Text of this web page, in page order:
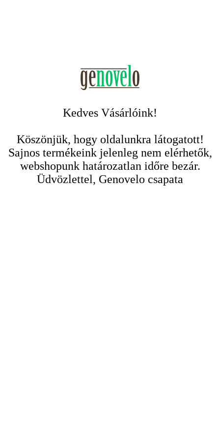
Kedves Vásárlóink!
Köszönjük, hogy oldalunkra látogatott!
Sajnos termékeink jelenleg nem elérhetők,
webshopunk határozatlan időre bezár.
Üdvözlettel, Genovelo csapata